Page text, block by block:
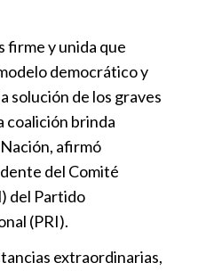
firme y unida que
democrático y
solución de los graves
coalición brinda
afirmó
del Comité
del Partido
(PRI).
extraordinarias,